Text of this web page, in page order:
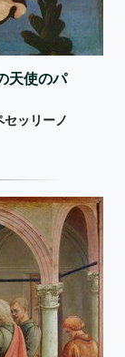
天使のパ
ッリーノ